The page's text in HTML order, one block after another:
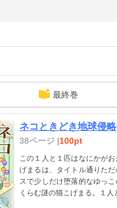
最終巻
ネコときどき地球侵
38ページ |100pt
この１人と１匹はなにかが
げまるは、タイトル通りた
スで少しだけ堕落的なゆっ
くらむ謎の猫こげまる。１人